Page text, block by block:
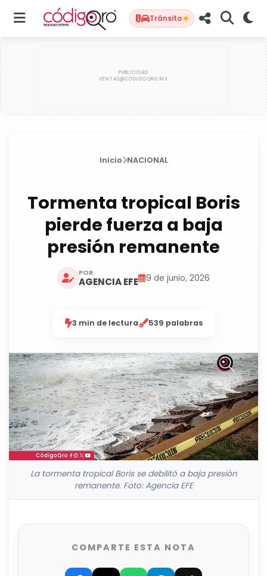
Tránsito
Inicio NACIONAL
Tormenta tropical Boris
pierde fuerza a baja
presión remanente
POR
AGENCIA EFE 9 de junio, 2026
3 min de lectura 539 palabras
La tormenta tropical Boris se debilitó a baja presión
remanente. Foto: Agencia EFE
COMPARTE ESTA NOTA